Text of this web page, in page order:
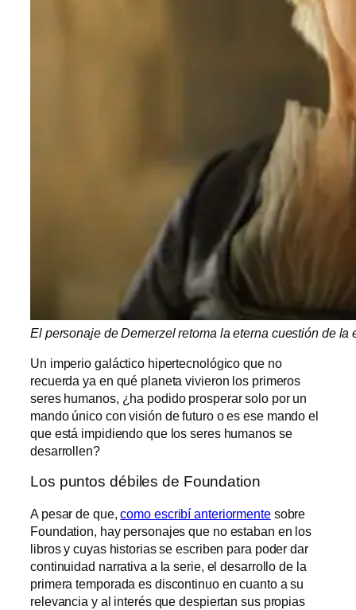
El personaje de Demerzel retoma la eterna cuestión de
Un imperio galáctico hipertecnológico que no
recuerda ya en qué planeta vivieron los primeros
seres humanos, ¿ha podido prosperar solo por un
mando único con visión de futuro o es ese mando el
que está impidiendo que los seres humanos se
desarrollen?
Los puntos débiles de Foundation
A pesar de que,como escribí anteriormentesobre
Foundation, hay personajes que no estaban en los
libros y cuyas historias se escriben para poder dar
continuidad narrativa a la serie, el desarrollo de la
primera temporada es discontinuo en cuanto a su
relevancia y al interés que despiertan sus propias